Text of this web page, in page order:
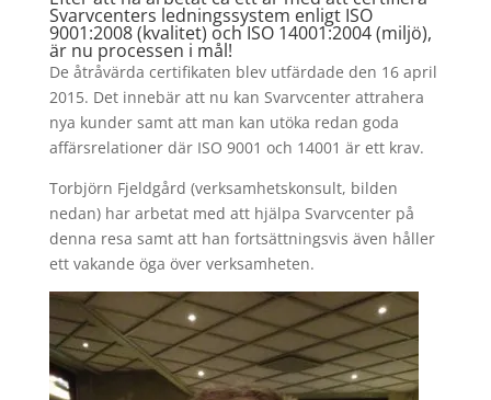
Svarvcenters ledningssystem enligt ISO
9001:2008 (kvalitet) och ISO 14001:2004 (miljö),
är nu processen i mål!
De åtråvärda certifikaten blev utfärdade den 16 april
2015. Det innebär att nu kan Svarvcenter attrahera
nya kunder samt att man kan utöka redan goda
affärsrelationer där ISO 9001 och 14001 är ett krav.
Torbjörn Fjeldgård (verksamhetskonsult, bilden
nedan) har arbetat med att hjälpa Svarvcenter på
denna resa samt att han fortsättningsvis även håller
ett vakande öga över verksamheten.